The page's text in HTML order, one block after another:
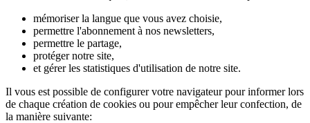
mémoriser la langue que vous avez choisie,
permettre l'abonnement à nos newsletters,
permettre le partage,
protéger notre site,
et gérer les statistiques d'utilisation de notre site.
Il vous est possible de configurer votre navigateur pour informer lors
de chaque création de cookies ou pour empêcher leur confection, de
la manière suivante: